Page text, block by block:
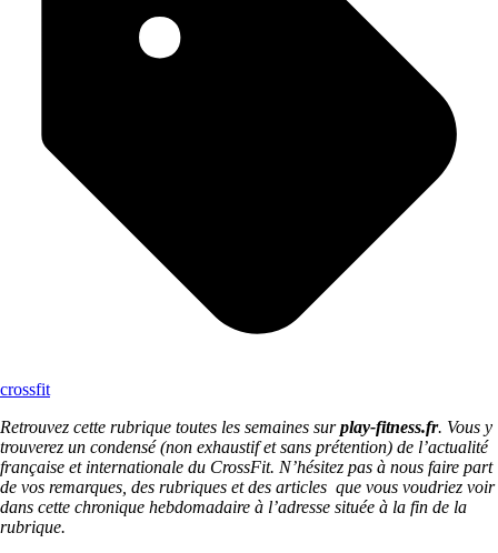
crossfit
Retrouvez cette rubrique toutes les semaines sur play-fitness.fr. Vous y
trouverez un condensé (non exhaustif et sans prétention) de l’actualité
française et internationale du CrossFit. N’hésitez pas à nous faire part
de vos remarques, des rubriques et des articles que vous voudriez voir
dans cette chronique hebdomadaire à l’adresse située à la fin de la
rubrique.